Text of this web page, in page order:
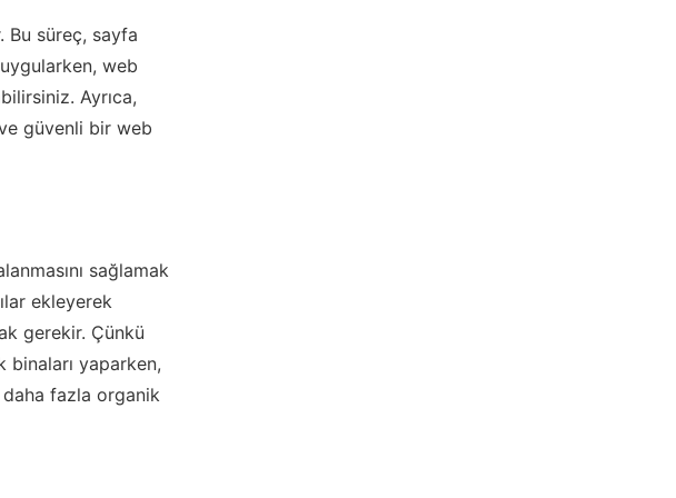
Bu süreç, sayfa
web
Ayrıca,
güvenli bir web
sağlamak
ekleyerek
gerekir. Çünkü
binaları yaparken,
fazla organik